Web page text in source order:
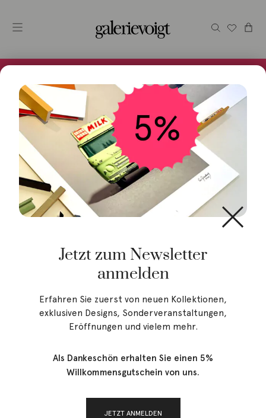
Versandfertig! 5% Bei Newsletteranmeldung.
Jetzt zum Newsletter
anmelden
Erfahren Sie zuerst von neuen Kollektionen,
exklusiven Designs, Sonderveranstaltungen,
Eröffnungen und vielem mehr.
Als Dankeschön erhalten Sie einen 5%
Willkommensgutschein von uns.
JETZT ANMELDEN